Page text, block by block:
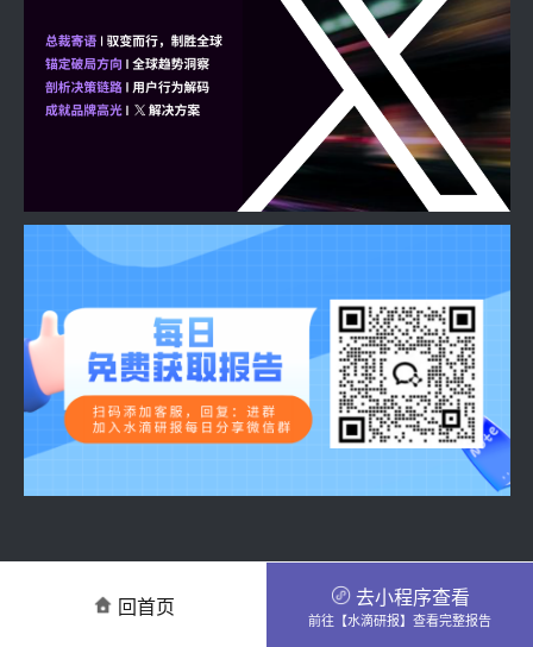
回首页 去小程序查看
前往【水滴研报】查看完整报告